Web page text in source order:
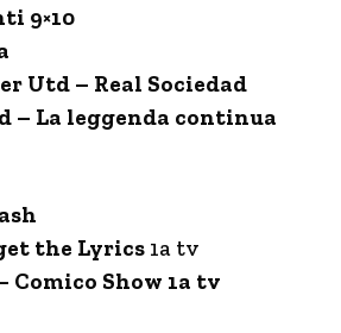
9×10
Utd – Real Sociedad
– La leggenda continua
the Lyrics 1a tv
Comico Show 1a tv